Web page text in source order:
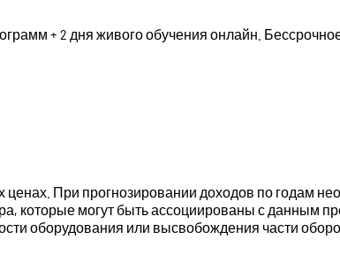
+ 2 дня живого обучения онлайн.
При прогнозировании доходов по годам
которые могут быть ассоциированы с данным
оборудования или высвобождения части